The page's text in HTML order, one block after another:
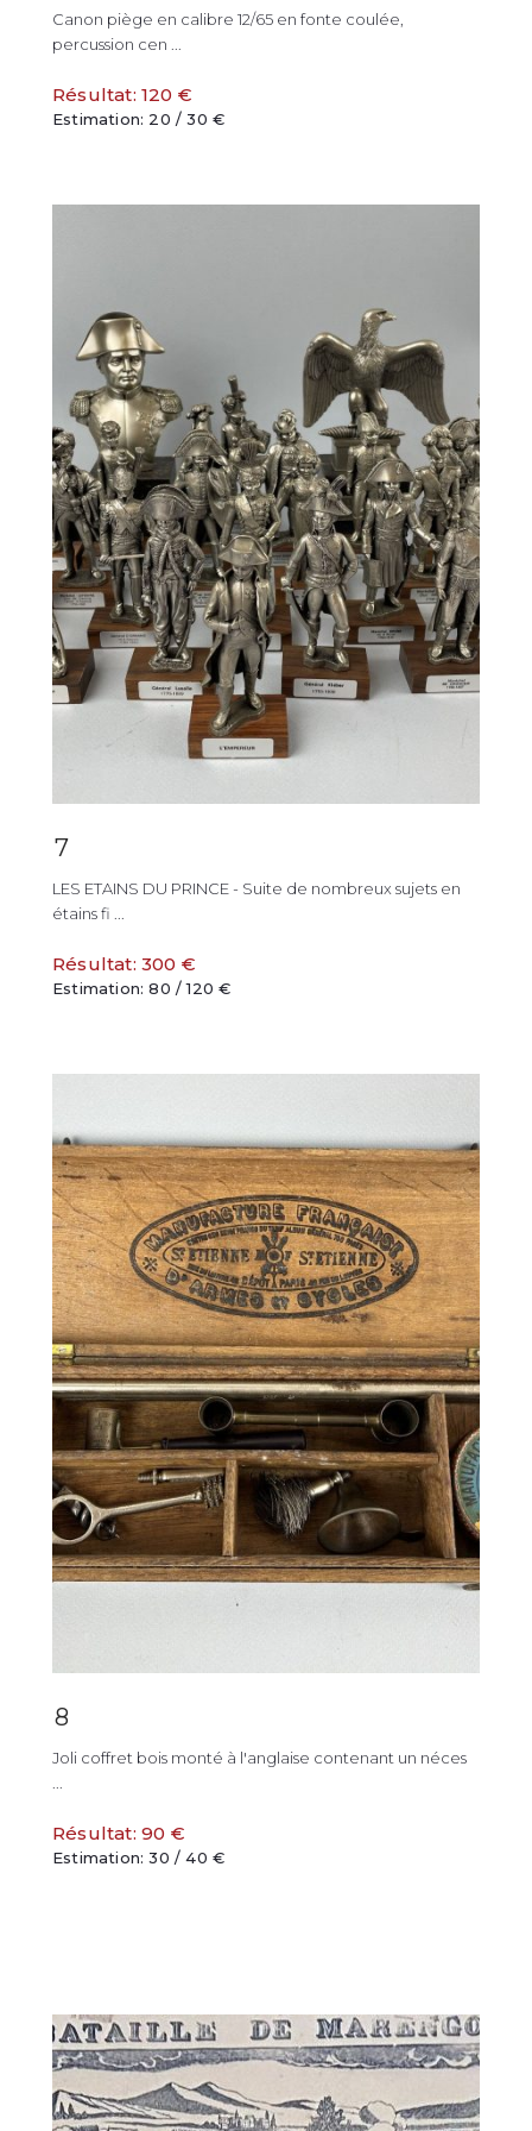
Canon piège en calibre 12/65 en fonte coulée,
percussion cen ...
Résultat: 120 €
Estimation: 20 / 30 €
7
LES ETAINS DU PRINCE - Suite de nombreux sujets en
étains fi ...
Résultat: 300 €
Estimation: 80 / 120 €
8
Joli coffret bois monté à l'anglaise contenant un néces
Résultat: 90 €
Estimation: 30 / 40 €